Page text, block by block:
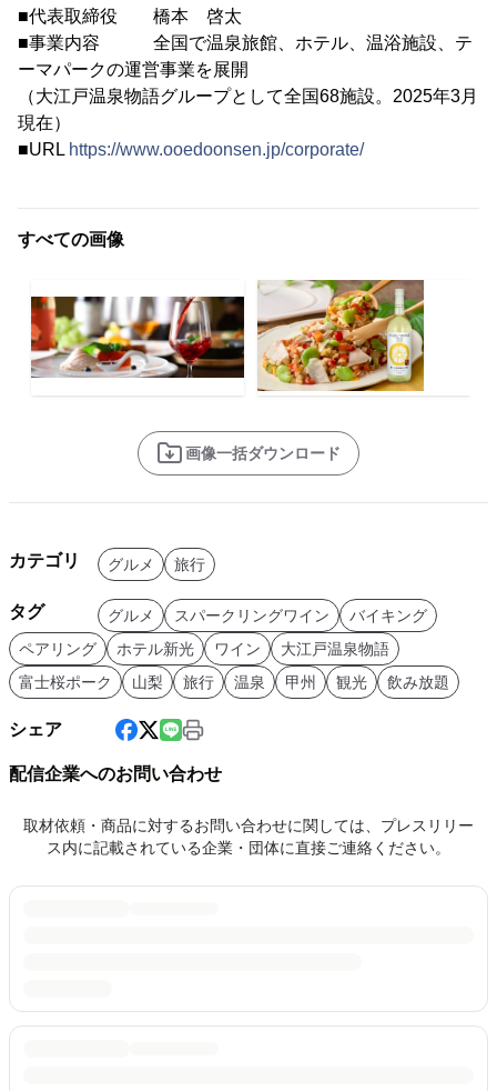
■代表取締役 橋本 啓太
■事業内容 全国で温泉旅館、ホテル、温浴施設、テ
ーマパークの運営事業を展開
（大江戸温泉物語グループとして全国68施設。2025年3月
現在）
■URL https://www.ooedoonsen.jp/corporate/
すべての画像
画像一括ダウンロード
カテゴリ グルメ 旅行
タグ グルメ スパークリングワイン
バイキング
ペアリング
ホテル新光 ワイン
大江戸温泉物語
富士桜ポーク
山梨 旅行 温泉 甲州 観光 飲み放題
シェア
配信企業へのお問い合わせ
取材依頼・商品に対するお問い合わせに関しては、プレスリリー
ス内に記載されている企業・団体に直接ご連絡ください。